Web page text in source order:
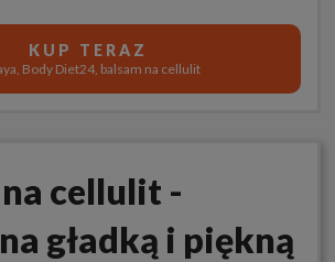
KUP TERAZ
Body Diet24, balsam na cellulit
cellulit -
gładką i piękną